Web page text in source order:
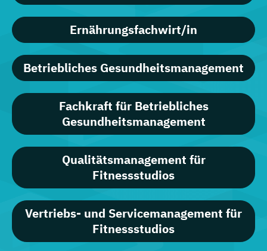
Ernährungsfachwirt/in
Betriebliches Gesundheitsmanagement
Fachkraft für Betriebliches
Gesundheitsmanagement
Qualitätsmanagement für
Fitnessstudios
Vertriebs- und Servicemanagement für
Fitnessstudios